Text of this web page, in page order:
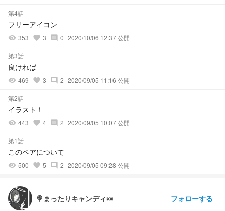
第4話
フリーアイコン
visibility 353 favorite 3 comment 0 2020/10/06 12:37 公開
第3話
良ければ
visibility 469 favorite 3 comment 2 2020/09/05 11:16 公開
第2話
イラスト！
visibility 443 favorite 4 comment 2 2020/09/05 10:07 公開
第1話
このベアについて
visibility 500 favorite 5 comment 2 2020/09/05 09:28 公開
🍭まったりキャンディ🍬 フォローする